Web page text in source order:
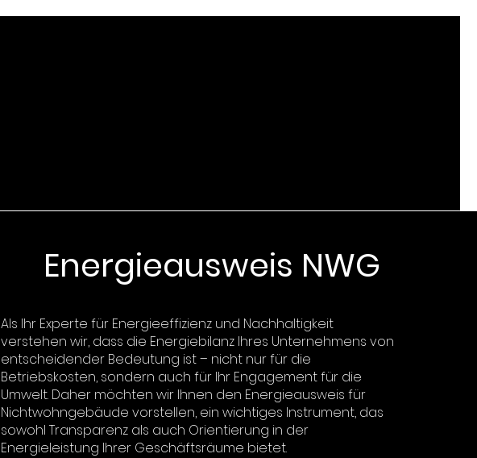
Energieausweis NWG
Als Ihr Experte für Energieeffizienz und Nachhaltigkeit
verstehen wir, dass die Energiebilanz Ihres Unternehmens von
entscheidender Bedeutung ist – nicht nur für die
Betriebskosten, sondern auch für Ihr Engagement für die
Umwelt. Daher möchten wir Ihnen den Energieausweis für
Nichtwohngebäude vorstellen, ein wichtiges Instrument, das
sowohl Transparenz als auch Orientierung in der
Energieleistung Ihrer Geschäftsräume bietet.